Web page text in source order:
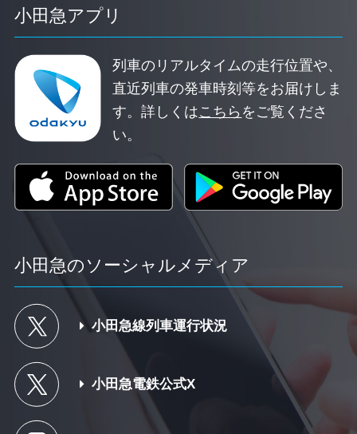
小田急アプリ
列車のリアルタイムの走行位置や、
直近列車の発車時刻等をお届けしま
す。詳しくはこちら をご覧くださ
い。
小田急のソーシャルメディア
小田急線列車運行状況
小田急電鉄公式X